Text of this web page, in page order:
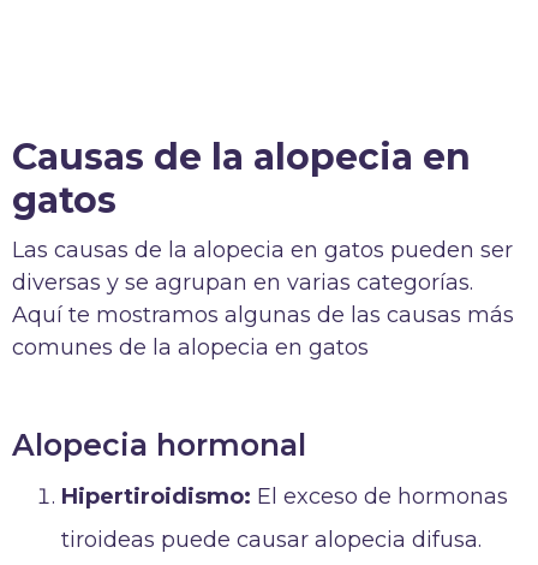
Causas de la alopecia en
gatos
Las causas de la alopecia en gatos pueden ser
diversas y se agrupan en varias categorías.
Aquí te mostramos algunas de las causas más
comunes de la alopecia en gatos
Alopecia hormonal
Hipertiroidismo: El exceso de hormonas
tiroideas puede causar alopecia difusa.